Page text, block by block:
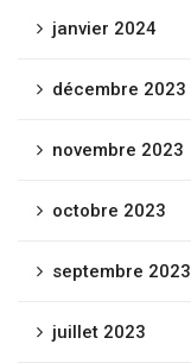
janvier 2024
décembre 2023
novembre 2023
octobre 2023
septembre 2023
juillet 2023